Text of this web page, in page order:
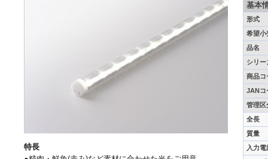
基本
形式
希望小
品名
シリー
商品コ
JANコ
管理区
全長
質量
入力電
特長